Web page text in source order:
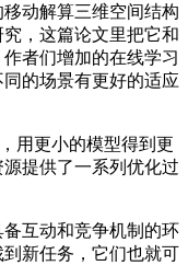
动解算三维空间结构
，这篇论文里把它和
者们增加的在线学习
的场景有更好的适应
更小的模型得到更
提供了一系列优化过
互动和竞争机制的环
新任务，它们也就可